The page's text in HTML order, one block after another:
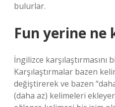
bulurlar.
Fun yerine ne
İngilizce karşılaştırmasını
Karşılaştırmalar bazen
değiştirerek ve bazen
(daha az) kelimeleri